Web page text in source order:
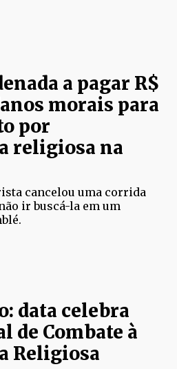
a pagar R$
morais para
por
religiosa na
cancelou uma corrida
ir buscá-la em um
data celebra
de Combate à
Religiosa